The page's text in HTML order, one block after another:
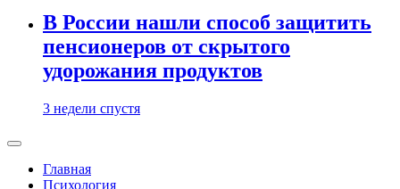
В России нашли способ защитить
пенсионеров от скрытого
удорожания продуктов
3 недели спустя
Главная
Психология